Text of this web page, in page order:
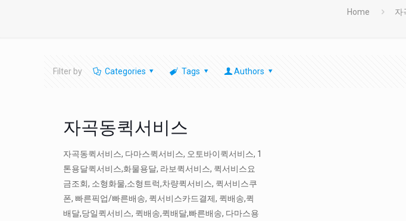
Home 자
Filter by Categories Tags Authors
자곡동퀵서비스
자곡동퀵서비스, 다마스퀵서비스, 오토바이퀵서비스, 1
톤용달퀵서비스,화물용달, 라보퀵서비스, 퀵서비스요
금조회, 소형화물,소형트럭,차량퀵서비스, 퀵서비스쿠
폰, 빠른픽업/빠른배송, 퀵서비스카드결제, 퀵배송,퀵
배달,당일퀵서비스, 퀵배송,퀵배달,빠른배송, 다마스용